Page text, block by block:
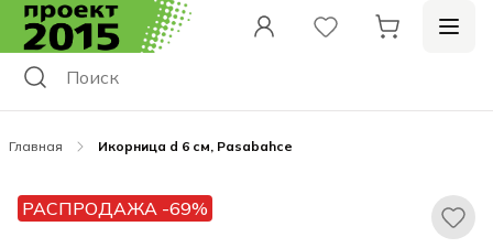
Главная Икорница d 6 см, Pasabahce
РАСПРОДАЖА -69%